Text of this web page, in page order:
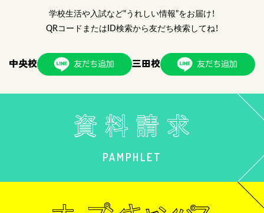
学校生活や入試など"うれしい情報"をお届け！
QRコードまたはID検索から友だち検索してね！
中央校 三田校
PAMPHLET